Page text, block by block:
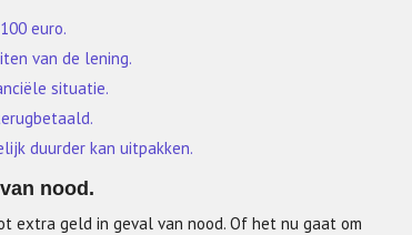
euro.
van de lening.
situatie.
duurder kan uitpakken.
nood.
extra geld in geval van nood. Of het nu gaat om